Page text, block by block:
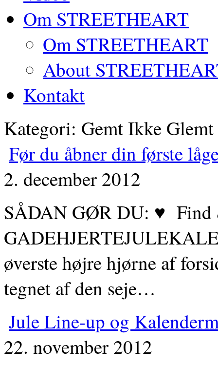
Om STREETHEART
Om STREETHEART
About
Kontakt
Kategori: Gemt Ikke Glemt
Før du åbner din første
2. december 2012
SÅDAN GØR DU: ♥ Find
øverste højre hjørne af
tegnet af den seje…
Jule Line-up og
22. november 2012